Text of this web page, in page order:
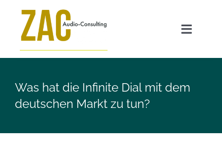
springen
Toggle
GEO für Radiosender
Transparenzpflicht AI Act
Was hat die Infinite Dial mit dem
deutschen Markt zu tun?